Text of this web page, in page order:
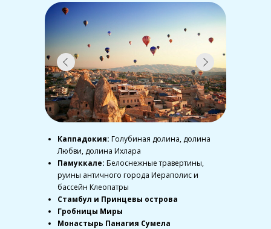
Каппадокия: Голубиная долина, долина
Любви, долина Ихлара
Памуккале: Белоснежные травертины,
руины античного города Иераполис и
бассейн Клеопатры
Стамбул и Принцевы острова
Гробницы Миры
Монастырь Панагия Сумела